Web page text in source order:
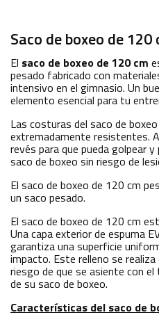
Saco de boxeo de 120
El saco de boxeo de 120 cm
pesado fabricado con
intensivo en el gimnasio. Un
elemento esencial para tu
Las costuras del saco de
extremadamente resistentes.
revés para que pueda golpear
saco de boxeo sin riesgo de
El saco de boxeo de 120 cm
un saco pesado.
El saco de boxeo de 120 cm
Una capa exterior de espuma
garantiza una superficie
impacto. Este relleno se
riesgo de que se asiente con
de su saco de boxeo.
Características del saco de